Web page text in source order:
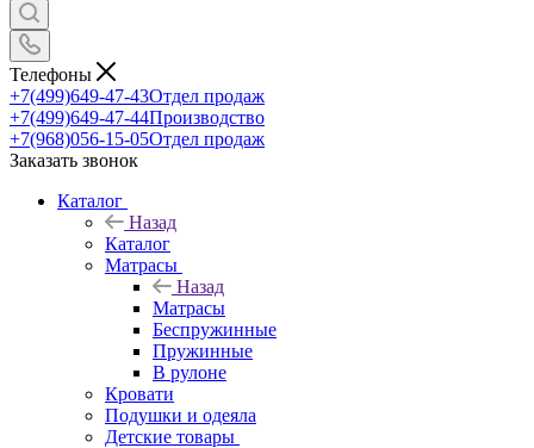
Телефоны
+7(499)649-47-43Отдел продаж
+7(499)649-47-44Производство
+7(968)056-15-05Отдел продаж
Заказать звонок
Каталог
Назад
Каталог
Матрасы
Назад
Матрасы
Беспружинные
Пружинные
В рулоне
Кровати
Подушки и одеяла
Детские товары